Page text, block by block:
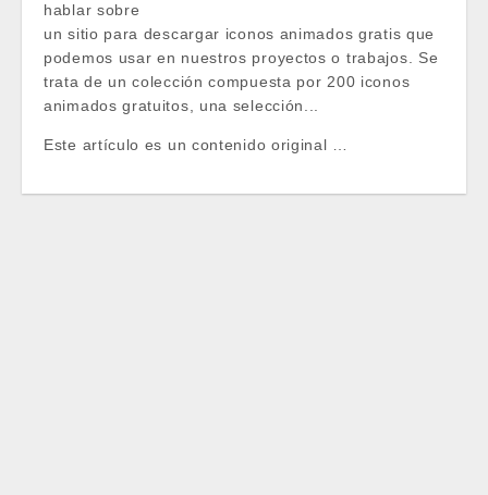
hablar sobre
un sitio para descargar iconos animados gratis que
podemos usar en nuestros proyectos o trabajos. Se
trata de un colección compuesta por 200 iconos
animados gratuitos, una selección...
Este artículo es un contenido original …